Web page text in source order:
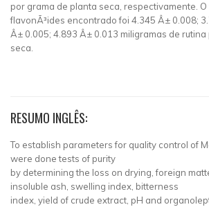
por grama de planta seca, respectivamente. O
flavonÃ³ides encontrado foi 4.345 Â± 0.008;
Â± 0.005; 4.893 Â± 0.013 miligramas de
seca.
RESUMO INGLÊS:
To establish parameters for quality control of
were done tests of purity
by determining the loss on drying, foreign
insoluble ash, swelling index, bitterness
index, yield of crude extract, pH and